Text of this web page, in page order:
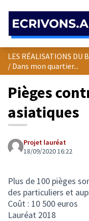
/ Dans mon quartier...
Pièges
asiatiques
Projet lauréat
18/09/2020 16:22
Plus de 100 pièges
des particuliers et
Coût : 10 500 euros
Lauréat 2018